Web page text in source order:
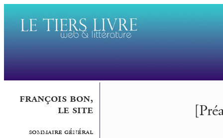
françois bon,
le site
sommaire général